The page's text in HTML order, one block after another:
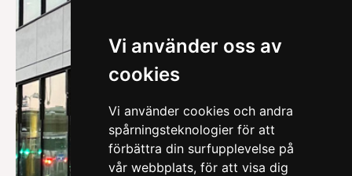
Vi använder oss av
cookies
Vi använder cookies och andra
spårningsteknologier för att
förbättra din surfupplevelse på
vår webbplats, för att visa dig